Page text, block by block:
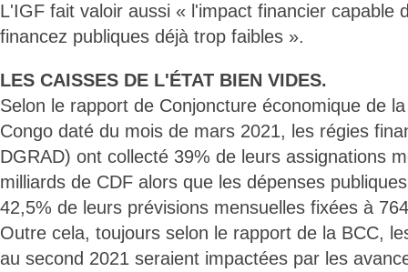
L'IGF fait valoir aussi « l'impact financier capable
financez publiques déjà trop faibles ».
LES CAISSES DE L'ÉTAT BIEN VIDES.
Selon le rapport de Conjoncture économique de
Congo daté du mois de mars 2021, les régies
DGRAD) ont collecté 39% de leurs assignations
milliards de CDF alors que les dépenses
42,5% de leurs prévisions mensuelles fixées à
Outre cela, toujours selon le rapport de la BCC,
au second 2021 seraient impactées par les